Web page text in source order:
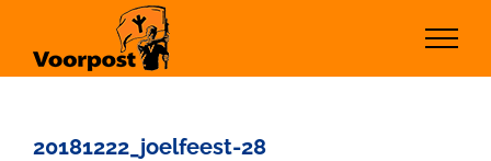
inhoud
20181222_joelfeest-28